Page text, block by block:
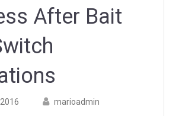
After Bait
Posted
marioadmin